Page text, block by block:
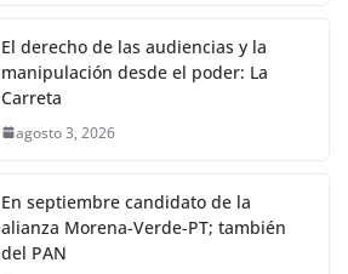
El derecho de las audiencias y la
manipulación desde el poder: La
Carreta
agosto 3, 2026
En septiembre candidato de la
alianza Morena-Verde-PT; también
del PAN